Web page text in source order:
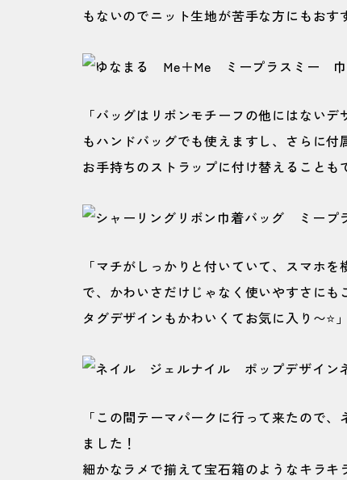
もないのでニット生地が苦手な方にもおす
「バッグはリボンモチーフの他にはない
もハンドバッグでも使えますし、さらに付
お手持ちのストラップに付け替えることも
「マチがしっかりと付いていて、スマホ
で、かわいさだけじゃなく使いやすさにも
タグデザインもかわいくてお気に入り〜⭐️」
「この間テーマパークに行って来たので
ました！
細かなラメで揃えて宝石箱のようなキラ